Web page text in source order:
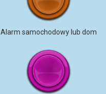
Alarm samochodowy lub dom